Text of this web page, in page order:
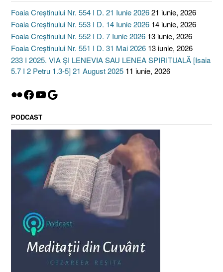
Foaia Creștinului Nr. 554 I D. 21 Iunie 202621 iunie, 2026
Foaia Creștinului Nr. 553 I D. 14 Iunie 2026 14 iunie, 2026
Foaia Creștinului Nr. 552 I D. 7 Iunie 2026 13 iunie, 2026
Foaia Creștinului Nr. 551 I D. 31 Mai 2026 13 iunie, 2026
233 I 2025. VIA ȘI LENEVIA SAU LENEA SPIRITUALĂ [Isaia
5.7 I 2 Petru 1.3-5] 21 August 2025 11 iunie, 2026
Flickr
Facebook
YouTube
Google
PODCAST